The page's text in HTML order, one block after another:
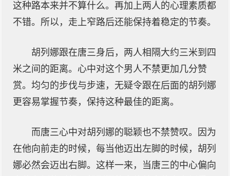
这种路本来并不算什么。再加上两人的心理素质都
不错。所以，走上窄路后还能保持着稳定的节奏。
胡列娜跟在唐三身后，两人相隔大约三米到四
米之间的距离。心中对这个男人不禁更加几分赞
赏。均匀的步伐与步速，无疑令跟在后面的胡列娜
更容易掌握节奏，保持这种最佳的距离。
而唐三心中对胡列娜的聪颖也不禁赞叹。因为
在他向前走的时候，每当他迈出左脚的时候，胡列
娜必然会迈出右脚。这样一来，当唐三的中心偏向